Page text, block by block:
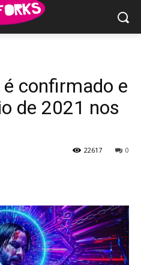
é confirmado e
de 2021 nos
0
22617